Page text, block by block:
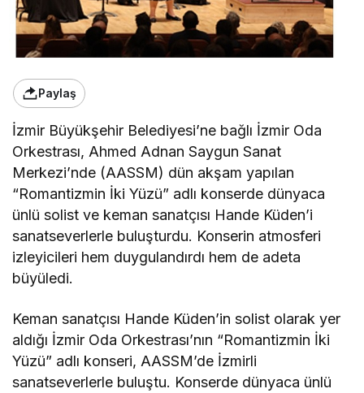
Paylaş
İzmir Büyükşehir Belediyesi’ne bağlı İzmir Oda
Orkestrası, Ahmed Adnan Saygun Sanat
Merkezi’nde (AASSM) dün akşam yapılan
“Romantizmin İki Yüzü” adlı konserde dünyaca
ünlü solist ve keman sanatçısı Hande Küden’i
sanatseverlerle buluşturdu. Konserin atmosferi
izleyicileri hem duygulandırdı hem de adeta
büyüledi.
Keman sanatçısı Hande Küden’in solist olarak yer
aldığı İzmir Oda Orkestrası’nın “Romantizmin İki
Yüzü” adlı konseri, AASSM’de İzmirli
sanatseverlerle buluştu. Konserde dünyaca ünlü